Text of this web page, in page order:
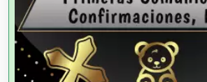
Artesanías
Artículos de Oficina